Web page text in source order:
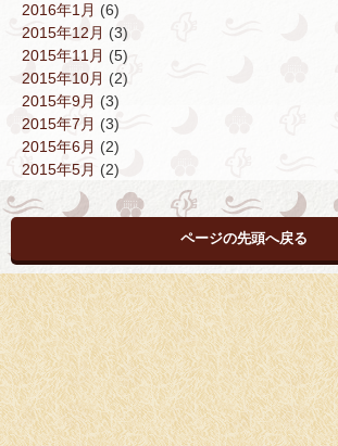
2016年1月 (6)
2015年12月 (3)
2015年11月 (5)
2015年10月 (2)
2015年9月 (3)
2015年7月 (3)
2015年6月 (2)
2015年5月 (2)
ページの先頭へ戻る